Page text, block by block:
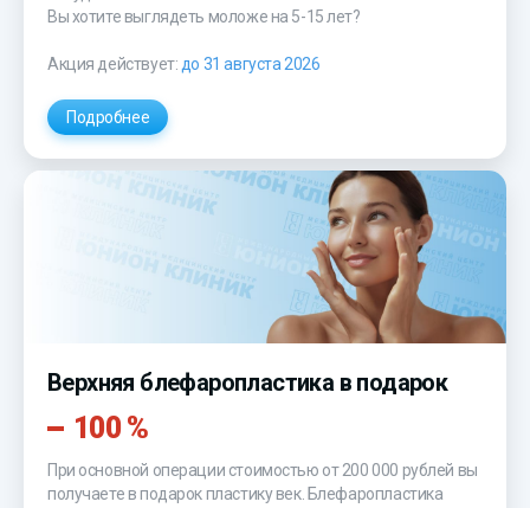
Вы хотите выглядеть моложе на 5-15 лет?
Акция действует: до 31 августа 2026
Подробнее
Верхняя блефаропластика в подарок
100 %
При основной операции стоимостью от 200 000 рублей вы
получаете в подарок пластику век. Блефаропластика